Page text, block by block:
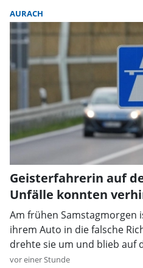
AURACH
Geisterfahrerin auf
Unfälle konnten
Am frühen Samstagmorgen
ihrem Auto in die falsche
drehte sie um und blieb auf
vor einer Stunde